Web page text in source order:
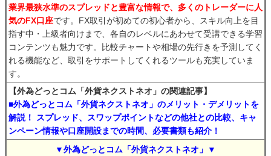
業界最狭水準のスプレッドと豊富な情報で、多くのトレーダーに人
気のFX口座です。FX取引が初めての初心者から、スキル向上を目
指す中・上級者向けまで、各自のレベルにあわせて受講できる学習
コンテンツも魅力です。比較チャートや相場の先行きを予測してく
れる機能など、取引をサポートしてくれるツールも充実していま
す。
【外為どっとコム「外貨ネクストネオ」の関連記事】
■外為どっとコム「外貨ネクストネオ」のメリット・デメリットを
解説！ スプレッド、スワップポイントなどの他社との比較、キャ
ンペーン情報や口座開設までの時間、必要書類も紹介！
▼外為どっとコム「外貨ネクストネオ」▼